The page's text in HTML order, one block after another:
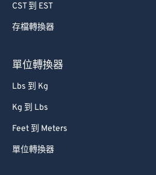
CST 到 EST
存檔轉換器
單位轉換器
Lbs 到 Kg
Kg 到 Lbs
Feet 到 Meters
單位轉換器